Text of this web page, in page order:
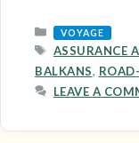
CATEGORIES
VOYAGE
TAGS
ASSURANCE
BALKANS,
LEAVE A